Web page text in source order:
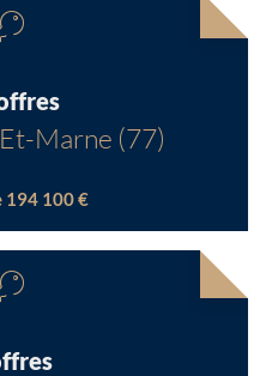
Marne (77)
194 100 €